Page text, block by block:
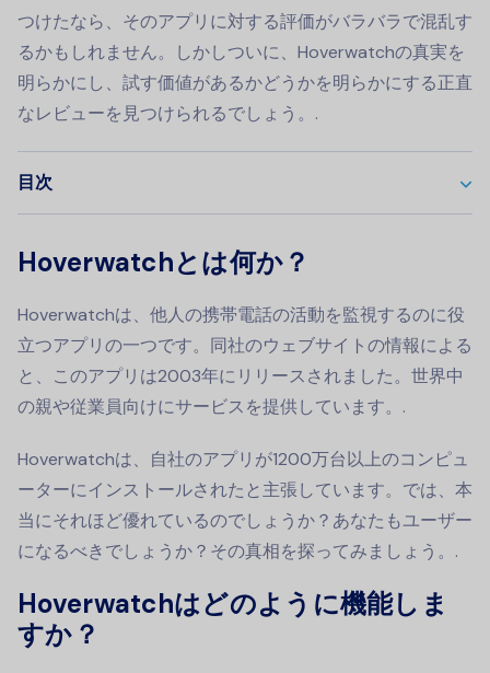
つけたなら、そのアプリに対する評価がバラバラで混乱す
るかもしれません。しかしついに、Hoverwatchの真実を
明らかにし、試す価値があるかどうかを明らかにする正直
なレビューを見つけられるでしょう。.
目次
Hoverwatchとは何か？
Hoverwatchは、他人の携帯電話の活動を監視するのに役
立つアプリの一つです。同社のウェブサイトの情報による
と、このアプリは2003年にリリースされました。世界中
の親や従業員向けにサービスを提供しています。.
Hoverwatchは、自社のアプリが1200万台以上のコンピュ
ーターにインストールされたと主張しています。では、本
当にそれほど優れているのでしょうか？あなたもユーザー
になるべきでしょうか？その真相を探ってみましょう。.
Hoverwatchはどのように機能しま
すか？